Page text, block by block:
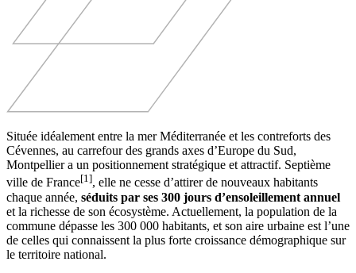
Située idéalement entre la mer Méditerranée et les contreforts des
Cévennes, au carrefour des grands axes d’Europe du Sud,
Montpellier a un positionnement stratégique et attractif. Septième
ville de France[1], elle ne cesse d’attirer de nouveaux habitants
chaque année, séduits par ses 300 jours d’ensoleillement annuel
et la richesse de son écosystème. Actuellement, la population de la
commune dépasse les 300 000 habitants, et son aire urbaine est l’une
de celles qui connaissent la plus forte croissance démographique sur
le territoire national.